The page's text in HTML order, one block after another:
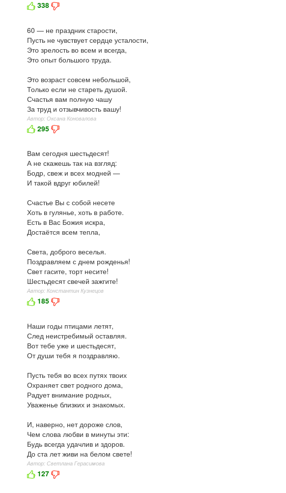
338
60 — не праздник старости,
Пусть не чувствует сердце усталости,
Это зрелость во всем и всегда,
Это опыт большого труда.
Это возраст совсем небольшой,
Только если не стареть душой.
Счастья вам полную чашу
За труд и отзывчивость вашу!
Автор: Оксана Коновалова
295
Вам сегодня шестьдесят!
А не скажешь так на взгляд:
Бодр, свеж и всех модней —
И такой вдруг юбилей!
Счастье Вы с собой несете
Хоть в гулянье, хоть в работе.
Есть в Вас Божия искра,
Достаётся всем тепла,
Света, доброго веселья.
Поздравляем с днем рожденья!
Свет гасите, торт несите!
Шестьдесят свечей зажгите!
Автор: Константин Кузнецов
185
Наши годы птицами летят,
След неистребимый оставляя.
Вот тебе уже и шестьдесят,
От души тебя я поздравляю.
Пусть тебя во всех путях твоих
Охраняет свет родного дома,
Радует внимание родных,
Уваженье близких и знакомых.
И, наверно, нет дороже слов,
Чем слова любви в минуты эти:
Будь всегда удачлив и здоров.
До ста лет живи на белом свете!
Автор: Светлана Герасимова
127